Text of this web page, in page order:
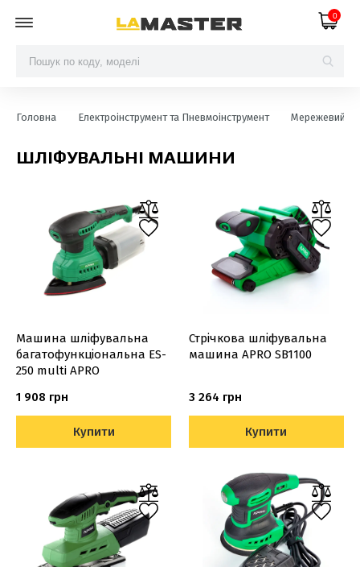
0
Головна Електроінструмент та Пневмоінструмент Мережевий
ШЛІФУВАЛЬНІ МАШИНИ
Машина шліфувальна
багатофункціональна ES-
250 multi APRO
1 908 грн
Купити
Стрічкова шліфувальна
машина APRO SB1100
3 264 грн
Купити